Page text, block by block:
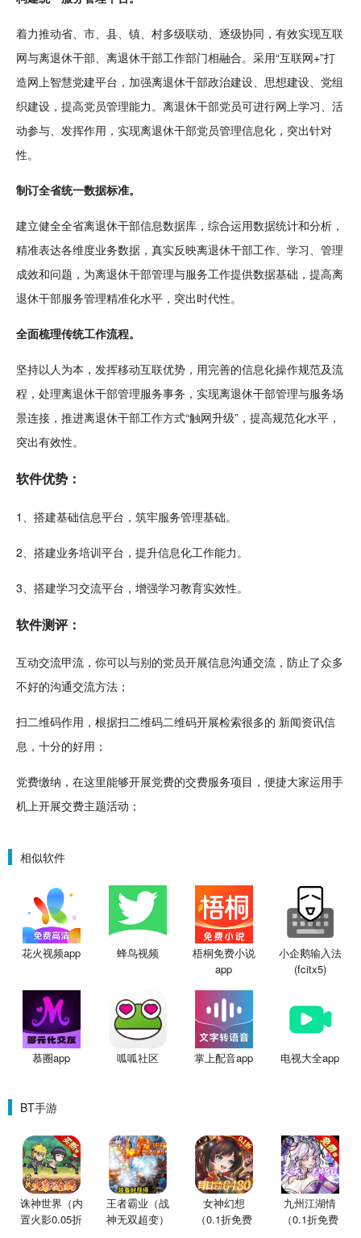
着力推动省、市、县、镇、村多级联动、逐级协同，有效实现互联
网与离退休干部、离退休干部工作部门相融合。采用“互联网+”打
造网上智慧党建平台，加强离退休干部政治建设 、思想建设、党组
织建设，提高党员管理能力。离退休干部党员可进行网上学习、活
动参与、发挥作用，实现离退休干部党员管理信息化，突出针对
性。
制订全省统一数据标准。
建立健全全省离退休干部信息数据库，综合运用数据统计和分析，
精准表达各维度业务数据，真实反映离退休干部工作、学习、管理
成效和问题，为离退休干部管理与服务工作提供数据基础，提高离
退休干部服务管理精准化水平，突出时代性。
全面梳理传统工作流程。
坚持以人为本，发挥移动互联优势，用完善的信息化操作规范及流
程，处理离退休干部管理服务事务，实现离退休干部管理与服务场
景连接，推进离退休干部工作方式“触网升级”，提高规范化水平，
突出有效性。
软件优势：
1、搭建基础信息平台，筑牢服务管理基础。
2、搭建业务培训平台，提升信息化工作能力。
3、搭建学习交流平台，增强学习教育实效性。
软件测评：
互动交流甲流，你可以与别的党员开展信息沟通交流，防止了众多
不好的沟通交流方法；
扫二维码作用，根据扫二维码二维码开展检索很多的 新闻资讯信
息，十分的好用；
党费缴纳，在这里能够开展党费的交费服务项目，便捷大家运用手
机上开展交费主题活动；
相似软件
花火视频app 蜂鸟视频
梧桐免费小说
app
小企鹅输入法
(fcitx5)
慕圈app 呱呱社区 掌上配音app 电视大全app
BT手游
诛神世界（内
置火影0.05折
王者霸业（战
神无双超变）
女神幻想
（0.1折免费
九州江湖情
（0.1折免费